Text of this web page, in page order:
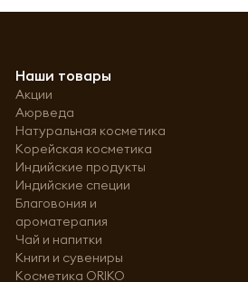
Наши товары
Акции
Аюрведа
Натуральная косметика
Корейская косметика
Индийские продукты
Индийские специи
Благовония и
ароматерапия
Чай и напитки
Книги и сувениры
Косметика ORIKO